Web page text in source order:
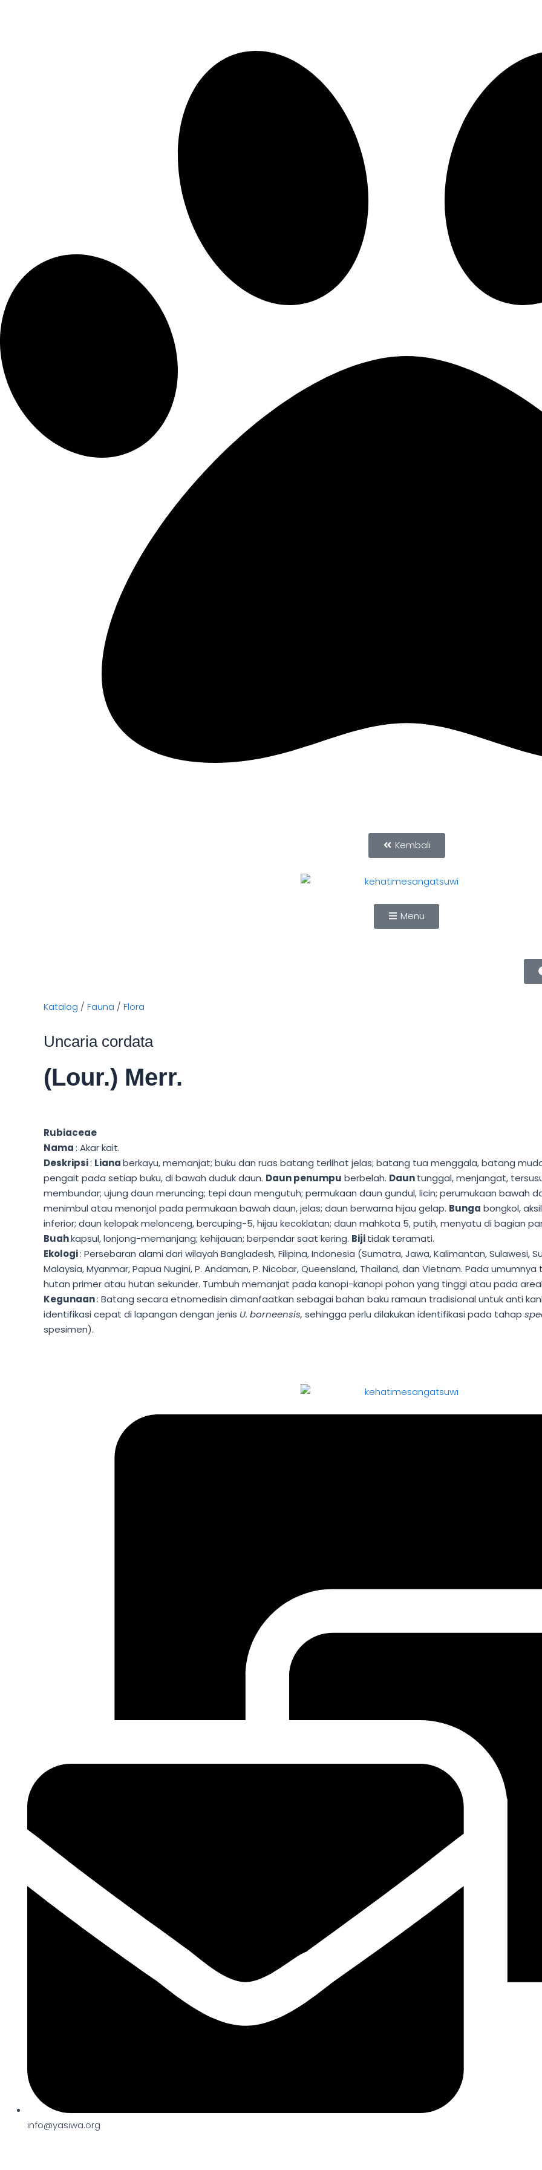
Kembali
Menu
Katalog / Fauna / Flora
Uncaria cordata
(Lour.) Merr.
Rubiaceae
Nama: Akar kait.
Deskripsi: Lianaberkayu, memanjat; buku dan ruas batang terlihat jelas; batang tua menggala, batang
pengait pada setiap buku, di bawah duduk daun. Daun penumpu berbelah. Dauntunggal, menjangat,
membundar; ujung daun meruncing; tepi daun mengutuh; permukaan daun gundul, licin; perumukaan bawah
menimbul atau menonjol pada permukaan bawah daun, jelas; daun berwarna hijau gelap. Bunga bongkol,
inferior; daun kelopak melonceng, bercuping-5, hijau kecoklatan; daun mahkota 5, putih, menyatu di bagian
Buahkapsul, lonjong-memanjang; kehijauan; berpendar saat kering. Bijitidak teramati.
Ekologi: Persebaran alami dari wilayah Bangladesh, Filipina, Indonesia (Sumatra, Jawa, Kalimantan, Sulawesi,
Malaysia, Myanmar, Papua Nugini, P. Andaman, P. Nicobar, Queensland, Thailand, dan Vietnam. Pada
hutan primer atau hutan sekunder. Tumbuh memanjat pada kanopi-kanopi pohon yang tinggi atau pada
Kegunaan: Batang secara etnomedisin dimanfaatkan sebagai bahan baku ramaun tradisional untuk anti
identifikasi cepat di lapangan dengan jenis U. borneensis, sehingga perlu dilakukan identifikasi pada tahap
spesimen).
info@yasiwa.org